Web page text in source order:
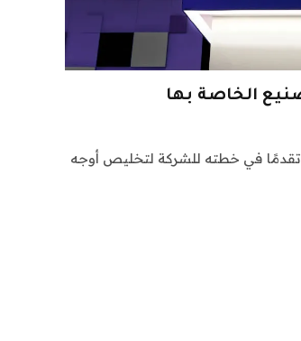
يحرز شفة الشفاه الرئيس التنفيذي لشركة Intel تقدمًا في خطته للشركة لتخليص أوجه